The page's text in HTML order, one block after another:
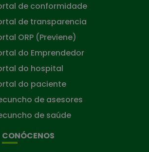
de conformidade
de transparencia
ORP (Previene)
do Emprendedor
do hospital
do paciente
de asesores
de saúde
CONÓCENOS